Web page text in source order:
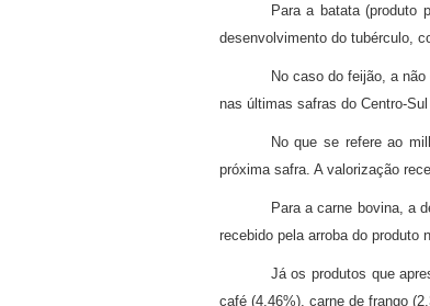
Para a batata (produto
desenvolvimento do tubérculo,
No caso do feijão, a
nas últimas safras do Centro-
No que se refere ao
próxima safra. A valorização
Para a carne bovina, a
recebido pela arroba do produto
Já os produtos que
café (4,46%), carne de frango